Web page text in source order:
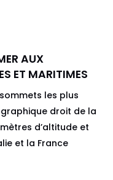
AUX
ET MARITIMES
les plus
droit de la
d’altitude et
et la France